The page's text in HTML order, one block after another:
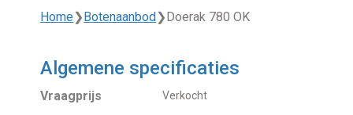
Home❯ Botenaanbod ❯ Doerak 780 OK
Algemene specificaties
Vraagprijs Verkocht